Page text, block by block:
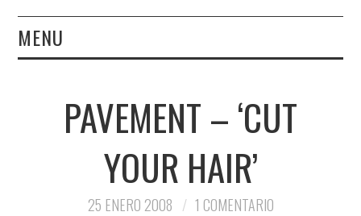
MENU
MIS VIAJES
PAVEMENT – ‘CUT
YOUR HAIR’
25 ENERO 2008 1 COMENTARIO